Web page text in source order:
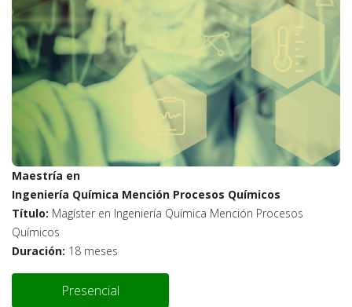
Maestría en
Ingeniería Química Mención Procesos Químicos
Título: Magíster en Ingeniería Química Mención Procesos
Químicos
Duración: 18 meses
Presencial